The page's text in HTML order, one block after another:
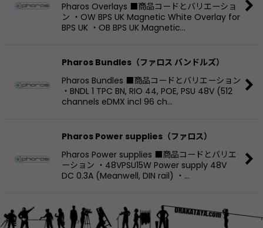
Pharos Overlays ■商品コードとバリエーショ
ン ・OW BPS UK Magnetic White Overlay for
BPS UK ・OB BPS UK Magnetic…
Pharos Bundles（ファロス バンドルズ）
Pharos Bundles ■商品コードとバリエーション
・BNDL 1 TPC BN, RIO 44, POE, PSU 48V (512
channels eDMX incl 96 ch…
Pharos Power supplies（ファロス）
Pharos Power supplies ■商品コードとバリエ
ーション ・48VPSU15W Power supply 48V
DC 0.3A (Meanwell, DIN rail) ・…